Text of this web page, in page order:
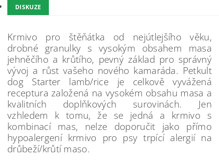
DISKUZE
Krmivo pro štěňátka od nejútlejšího věku,
drobné granulky s vysokým obsahem masa
jehněčího a krůtího, pevný základ pro správný
vývoj a růst vašeho nového kamaráda. Petkult
dog Starter lamb/rice je celkově vyvážená
receptura založená na vysokém obsahu masa a
kvalitních doplňkových surovinách. Jen
vzhledem k tomu, že se jedná a krmivo s
kombinací mas, nelze doporučit jako přímo
hypoalergení krmivo pro psy trpící alergií na
drůbeží/krůtí maso.